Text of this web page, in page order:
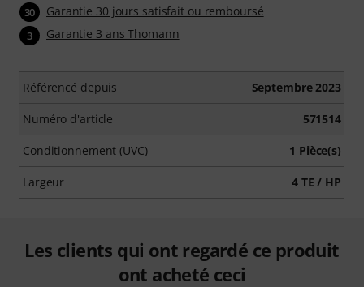
30 Garantie 30 jours satisfait ou remboursé
3 Garantie 3 ans Thomann
Référencé depuis Septembre 2023
Numéro d'article 571514
Conditionnement (UVC) 1 Pièce(s)
Largeur 4 TE / HP
Les clients qui ont regardé ce produit
ont acheté ceci